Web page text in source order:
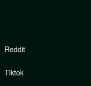
Reddit
Tiktok